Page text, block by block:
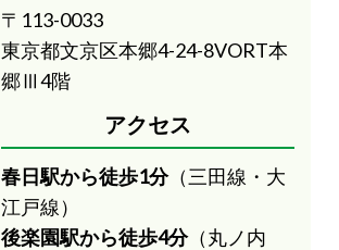
〒113-0033
東京都文京区本郷4-24-8VORT本
郷Ⅲ4階
アクセス
春日駅から徒歩1分（三田線・大
江戸線）
後楽園駅から徒歩4分（丸ノ内